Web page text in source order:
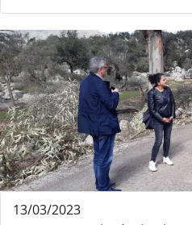
13/03/2023